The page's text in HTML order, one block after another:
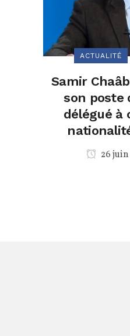
ACTUALITÉ
Samir
son poste
délégué à
26